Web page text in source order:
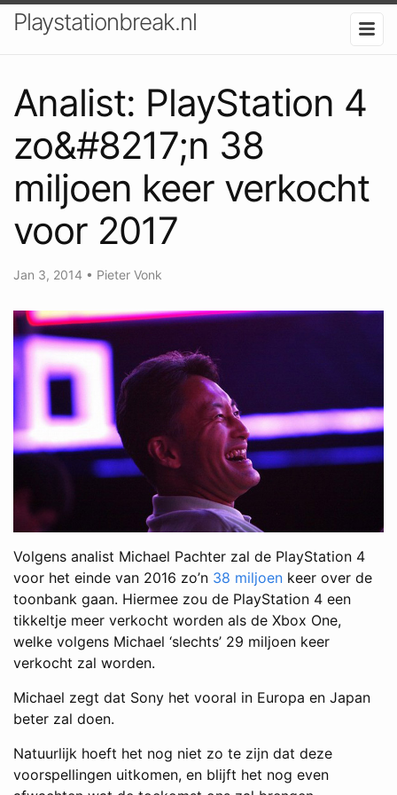
Playstationbreak.nl
Analist: PlayStation 4
zo&#8217;n 38
miljoen keer verkocht
voor 2017
Jan 3, 2014 • Pieter Vonk
Volgens analist Michael Pachter zal de PlayStation 4
voor het einde van 2016 zo’n 38 miljoen keer over de
toonbank gaan. Hiermee zou de PlayStation 4 een
tikkeltje meer verkocht worden als de Xbox One,
welke volgens Michael ‘slechts’ 29 miljoen keer
verkocht zal worden.
Michael zegt dat Sony het vooral in Europa en Japan
beter zal doen.
Natuurlijk hoeft het nog niet zo te zijn dat deze
voorspellingen uitkomen, en blijft het nog even